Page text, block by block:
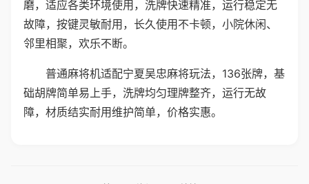
磨，适应各类环境使用，洗牌快速精准，运行稳定无
故障，按键灵敏耐用，长久使用不卡顿，小院休闲、
邻里相聚，欢乐不断。
普通麻将机适配宁夏吴忠麻将玩法，136张牌，基
础胡牌简单易上手，洗牌均匀理牌整齐，运行无故
障，材质结实耐用维护简单，价格实惠。